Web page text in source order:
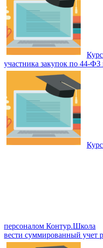
участника закупок по
персоналом Контур.Школа
вести суммированный учет